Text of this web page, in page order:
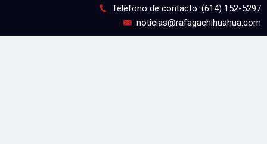
Teléfono de contacto: (614) 152-5297
noticias@rafagachihuahua.com